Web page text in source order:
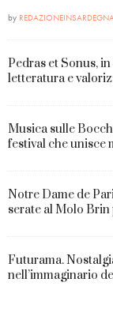
by
Pedras et Sonus,
letteratura e
Musica sulle
festival che unisce
Notre Dame de
serate al Molo
Futurama.
nell’immaginario